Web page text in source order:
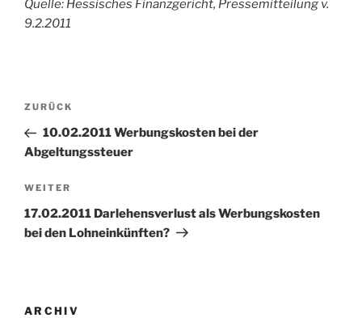
Quelle: Hessisches Finanzgericht, Pressemitteilung v.
9.2.2011
Beitragsnavigation
Vorheriger
Beitrag
ZURÜCK
10.02.2011 Werbungskosten bei der
Abgeltungssteuer
Nächster
Beitrag
WEITER
17.02.2011 Darlehensverlust als Werbungskosten
bei den Lohneinkünften?
ARCHIV